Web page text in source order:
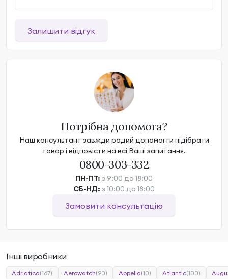
Залишити відгук
Потрібна допомога?
Наш консультант завжди радий допомогти підібрати
товар і відповісти на всі Ваші запитання.
0800-303-332
ПН-ПТ: з 9:00 до 18:00
СБ-НД: з 10:00 до 18:00
Замовити консультацію
Інші виробники
Adriatica(167) Aerowatch(90) Appella(10) Atlantic(100)